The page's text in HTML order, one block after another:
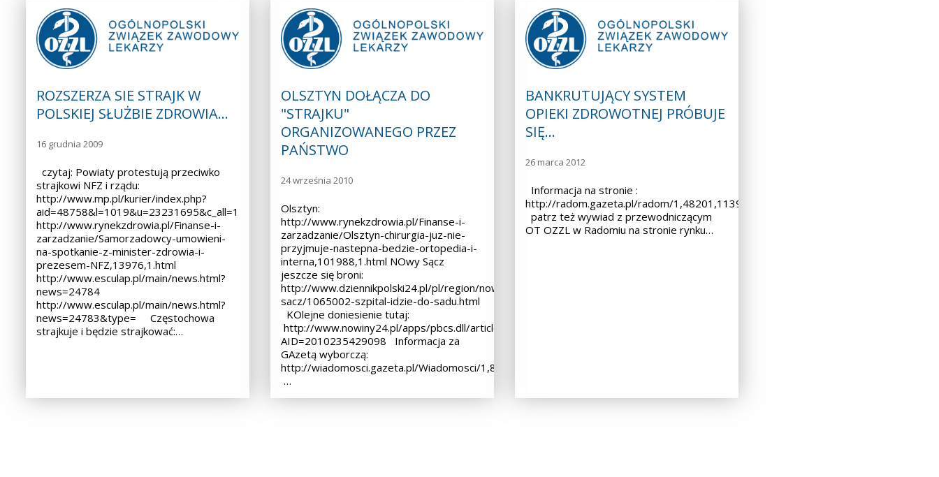
ROZSZERZA SIE STRAJK W
POLSKIEJ SŁUŻBIE ZDROWIA…
16 grudnia 2009
czytaj: Powiaty protestują przeciwko
strajkowi NFZ i rządu:
http://www.mp.pl/kurier/index.php?
aid=48758&l=1019&u=23231695&c_all=1
http://www.rynekzdrowia.pl/Finanse-i-
zarzadzanie/Samorzadowcy-umowieni-
na-spotkanie-z-minister-zdrowia-i-
prezesem-NFZ,13976,1.html
http://www.esculap.pl/main/news.html?
news=24784
http://www.esculap.pl/main/news.html?
news=24783&type= Częstochowa
strajkuje i będzie strajkować:…
OLSZTYN DOŁĄCZA DO
"STRAJKU"
ORGANIZOWANEGO PRZEZ
PAŃSTWO
24 września 2010
Olsztyn:
http://www.rynekzdrowia.pl/Finanse-i-
zarzadzanie/Olsztyn-chirurgia-juz-nie-
przyjmuje-nastepna-bedzie-ortopedia-i-
interna,101988,1.html NOwy Sącz
jeszcze się broni:
http://www.dziennikpolski24.pl/pl/region/nowy-
sacz/1065002-szpital-idzie-do-sadu.html
KOlejne doniesienie tutaj:
http://www.nowiny24.pl/apps/pbcs.dll/article?
AID=2010235429098 Informacja za
GAzetą wyborczą:
http://wiadomosci.gazeta.pl/Wiadomosci/1,80273,8347897,__Limity_NFZ_wyczerpane.html
…
BANKRUTUJĄCY SYSTEM
OPIEKI ZDROWOTNEJ PRÓBUJE
SIĘ…
26 marca 2012
Informacja na stronie :
http://radom.gazeta.pl/radom/
patrz też wywiad z przewodniczącym
OT OZZL w Radomiu na stronie rynku…